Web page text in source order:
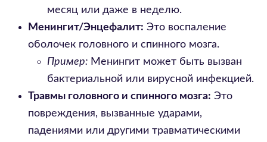
месяц или даже в неделю.
Менингит/Энцефалит: Это воспаление
оболочек головного и спинного мозга.
Пример: Менингит может быть вызван
бактериальной или вирусной инфекцией.
Травмы головного и спинного мозга: Это
повреждения, вызванные ударами,
падениями или другими травматическими